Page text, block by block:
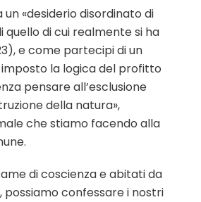
un «desiderio disordinato di
quello di cui realmente si ha
e come partecipi di un
la logica del profitto
pensare all’esclusione
della natura»,
che stiamo facendo alla
di coscienza e abitati da
confessare i nostri